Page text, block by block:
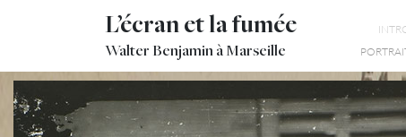
L’écran et la fumée
Walter Benjamin à Marseille
WALTER BENJAMIN -
JARDIN D’ENFANT
PHOTOCLUB MARSEILLAIS